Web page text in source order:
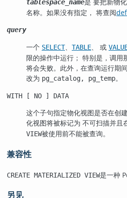
tablespace_name
名称。如果没有指定， 将查阅
query
一个 SELECT、 TABLE、 或
限的操作中运行； 特别是，调用
将会失败。此外，在查询运行期间
改为 pg_catalog, pg_temp。
WITH [ NO ] DATA
这个子句指定物化视图是否在创
化视图将被标记为 不可扫描并且
VIEW被使用前不能被查询。
兼容性
CREATE MATERIALIZED VIEW是一种
另见